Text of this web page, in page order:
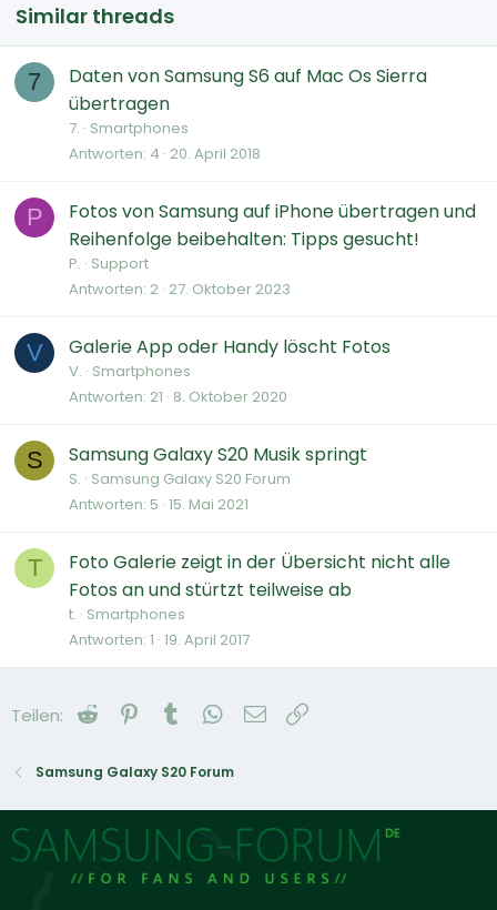
Similar threads
7
Daten von Samsung S6 auf Mac Os Sierra
übertragen
7. Smartphones
Antworten 4 20. April 2018
P
Fotos von Samsung auf iPhone übertragen und
Reihenfolge beibehalten: Tipps gesucht!
P. Support
Antworten 2 27. Oktober 2023
V Galerie App oder Handy löscht Fotos
V. Smartphones
Antworten 21 8. Oktober 2020
S Samsung Galaxy S20 Musik springt
S. Samsung Galaxy S20 Forum
Antworten 5 15. Mai 2021
T
Foto Galerie zeigt in der Übersicht nicht alle
Fotos an und stürtzt teilweise ab
t. Smartphones
Antworten 1 19. April 2017
Teilen: Reddit Pinterest
Tumblr WhatsApp
E-Mail
Samsung Galaxy S20 Forum